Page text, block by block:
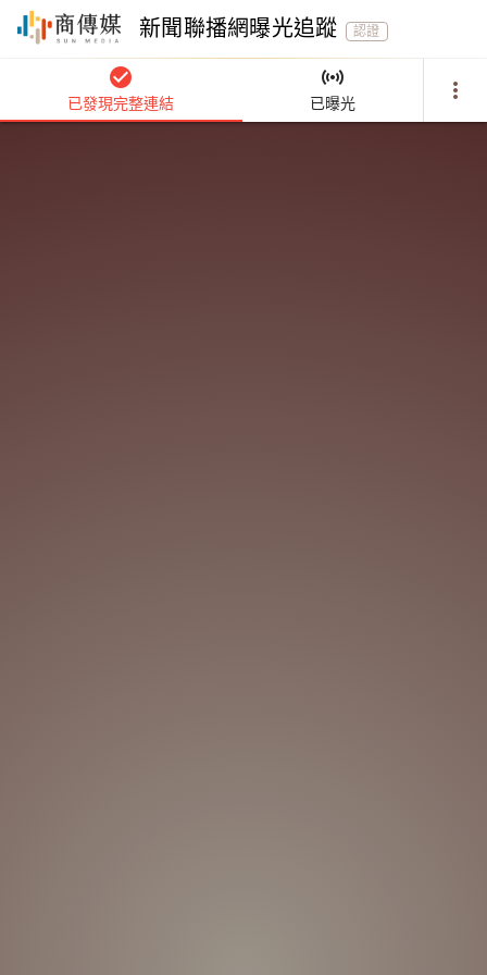
新聞聯播網曝光追蹤 認證
check_circle
已發現完整連結
sensors
已曝光 more_vert